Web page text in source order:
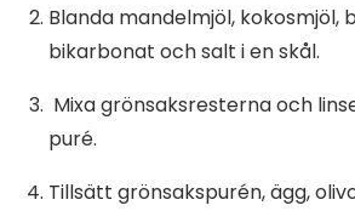
Blanda mandelmjöl, kokosmjöl,
bikarbonat och salt i en skål.
Mixa grönsaksresterna och
puré.
Tillsätt grönsakspurén, ägg,